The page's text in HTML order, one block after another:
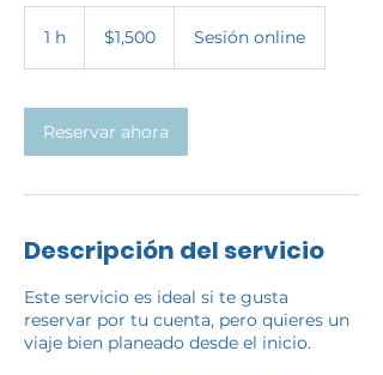
1 h
pesos
mexicanos
$1,500 Sesión online
Reservar ahora
Descripción del servicio
Este servicio es ideal si te gusta
reservar por tu cuenta, pero quieres un
viaje bien planeado desde el inicio.